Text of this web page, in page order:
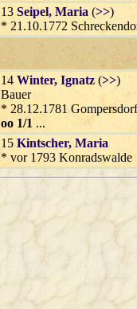
13 Seipel, Maria (>>)
* 21.10.1772
14 Winter, Ignatz (>>)
Bauer
* 28.12.1781
oo 1/1 ...
15 Kintscher, Maria
* vor 1793 Konradswalde